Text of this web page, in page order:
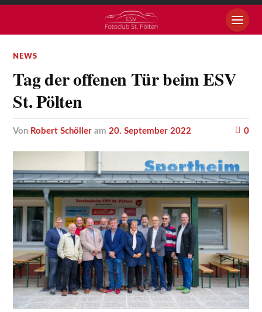
NEWS
Tag der offenen Tür beim ESV
St. Pölten
von Robert Schöller am20. September 2022 0